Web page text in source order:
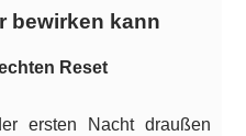
bewirken kann
Reset
ersten Nacht draußen